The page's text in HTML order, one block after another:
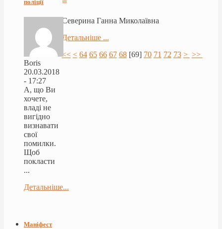
Северина Ганна Миколаївна
Детальніше ...
<< < 64 65 66 67 68[69] 70 71 72 73 > >>
поліції
Boris
20.03.2018
- 17:27
А, що Ви
хочете,
владі не
вигідно
визнавати
свої
помилки.
Щоб
покласти
...
Детальніше...
Маніфест